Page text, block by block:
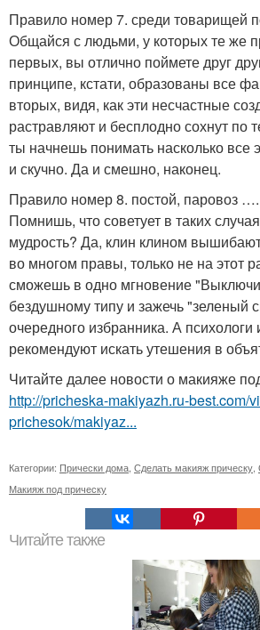
Правило номер 7. среди товарищей
Общайся с людьми, у которых те же
первых, вы отлично поймете друг
принципе, кстати, образованы все
вторых, видя, как эти несчастные
растравляют и бесплодно сохнут по
ты начнешь понимать насколько все
и скучно. Да и смешно, наконец.
Правило номер 8. постой, паровоз ….
Помнишь, что советует в таких
мудрость? Да, клин клином
во многом правы, только не на этот
сможешь в одно мгновение
бездушному типу и зажечь "зеленый
очередного избранника. А психологи
рекомендуют искать утешения в
Читайте далее новости о макияже
http://pricheska-makiyazh.ru-best.com/
prichesok/makiyaz...
Категории: Прически дома Сделать макияж прическу
Макияж под прическу
Читайте также